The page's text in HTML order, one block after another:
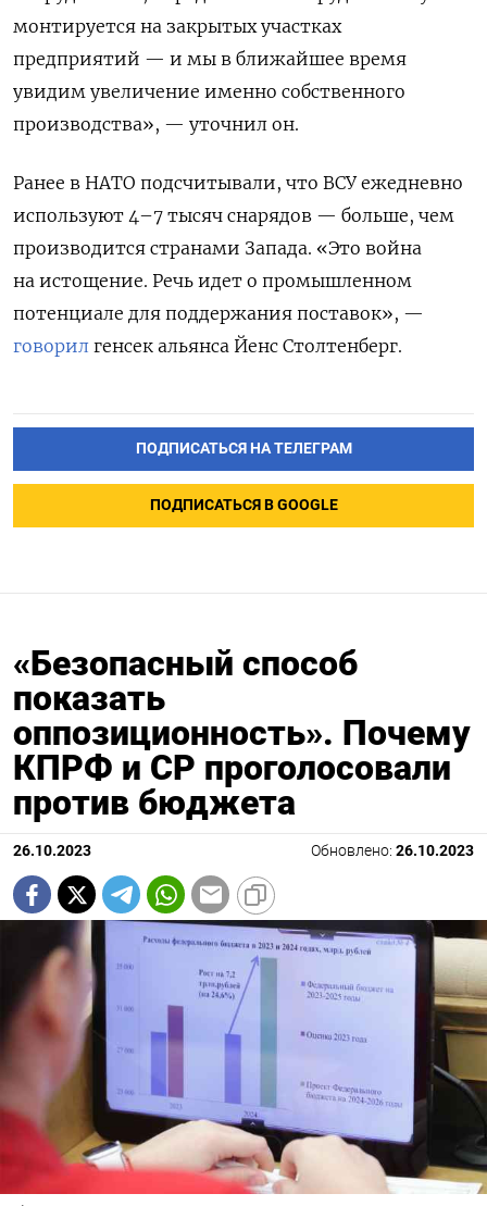
монтируется на закрытых участках
предприятий — и мы в ближайшее время
увидим увеличение именно собственного
производства», — уточнил он.
Ранее в НАТО подсчитывали, что ВСУ ежедневно
используют 4–7 тысяч снарядов — больше, чем
производится странами Запада. «Это война
на истощение. Речь идет о промышленном
потенциале для поддержания поставок», —
говорил генсек альянса Йенс Столтенберг.
ПОДПИСАТЬСЯ НА ТЕЛЕГРАМ
ПОДПИСАТЬСЯ В GOOGLE
«Безопасный способ
показать
оппозиционность». Почему
КПРФ и СР проголосовали
против бюджета
26.10.2023 Обновлено: 26.10.2023